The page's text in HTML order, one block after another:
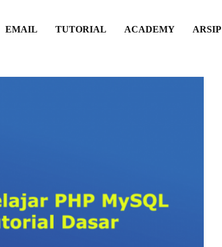
EMAIL TUTORIAL ACADEMY ARSIP